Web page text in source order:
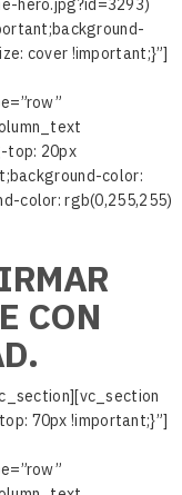
hero.jpg?id=3293)
cover !important;}”]
top: 20px
color:
color: rgb(0,255,255)
CON
70px !important;}”]